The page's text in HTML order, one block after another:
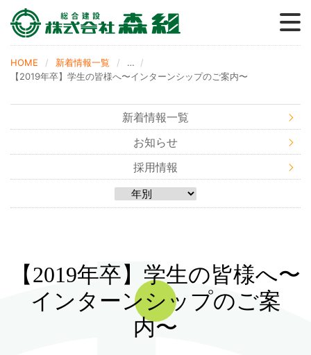
事業内容
施工実績
森の家
会社概要
採用情報
森グループ ブログ
HOME 新着情報一覧
…
【2019年卒】学生の皆様へ〜インターンシップのご案内〜
新着情報一覧
お知らせ
採用情報
【2019年卒】学生の皆様へ〜
インターンシップのご案
内〜